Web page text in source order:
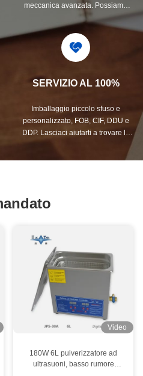
meccanica avanzata. Possiamo
collaborare per sviluppare i
prodotti di cui hai bisogno.
SERVIZIO AL 100%
Imballaggio piccolo sfuso e
personalizzato, FOB, CIF, DDU e
DDP. Lasciaci aiutarti a trovare la
Video
180W 6L pulverizzatore ad
ultrasuoni, basso rumore